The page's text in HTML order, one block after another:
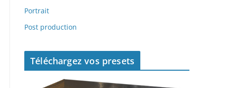
Portrait
Post production
Téléchargez vos presets